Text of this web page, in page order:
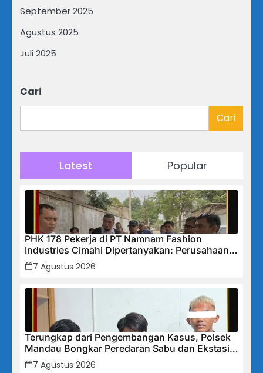
September 2025
Agustus 2025
Juli 2025
Cari
Cari
Latest Popular
PHK 178 Pekerja di PT Namnam Fashion
Industries Cimahi Dipertanyakan: Perusahaan
Klaim Rugi, Laporan Keuangan Justru
Tunjukkan Penurunan Laba.
7 Agustus 2026
Terungkap dari Pengembangan Kasus, Polsek
Mandau Bongkar Peredaran Sabu dan Ekstasi
di Air Jamban, Tiga Pelaku Diamankan
7 Agustus 2026